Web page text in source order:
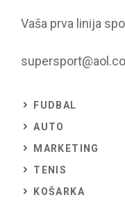
Vaša prva linija
FUDBAL
AUTO
MARKETING
TENIS
KOŠARKA